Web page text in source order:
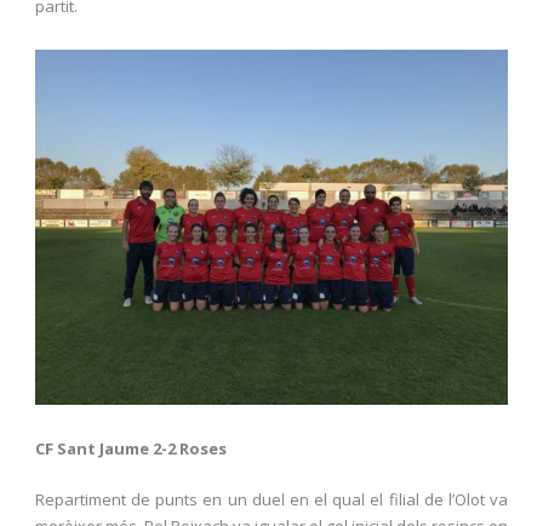
partit.
CF Sant Jaume 2-2 Roses
Repartiment de punts en un duel en el qual el filial de l’Olot va